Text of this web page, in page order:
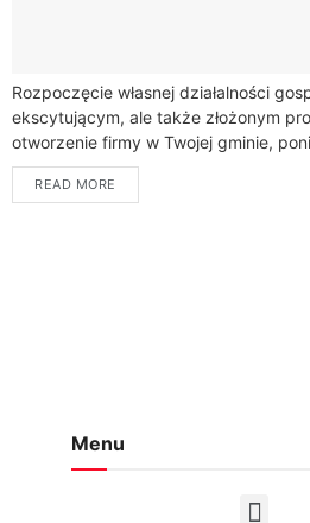
Rozpoczęcie własnej działalności
ekscytującym, ale także złożonym
otworzenie firmy w Twojej gminie,
Ci zrozumieć niezbędne kroki, które
READ MORE
Menu